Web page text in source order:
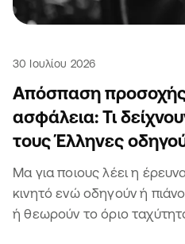
30 Ιουλίου 2026
Απόσπαση
ασφάλεια: Τι
τους Έλληνες
Μα για ποιους λέει η
κινητό ενώ οδηγούν ή
ή θεωρούν το όριο